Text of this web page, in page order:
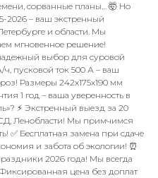
сорванные планы… 🤯 Но
2026 – ваш экстренный
и области. Мы
мгновенное решение!
выбор для суровой
ч, пусковой ток 500 А – ваш
Размеры 242x175x190 мм
1 год – ваша уверенность в
⚡️ Экстренный выезд за 20
Ленобласти! Мы примчимся
✅ Бесплатная замена при сдаче
и забота об экологии! ⏰
2026 года! Мы всегда
цена без доплат